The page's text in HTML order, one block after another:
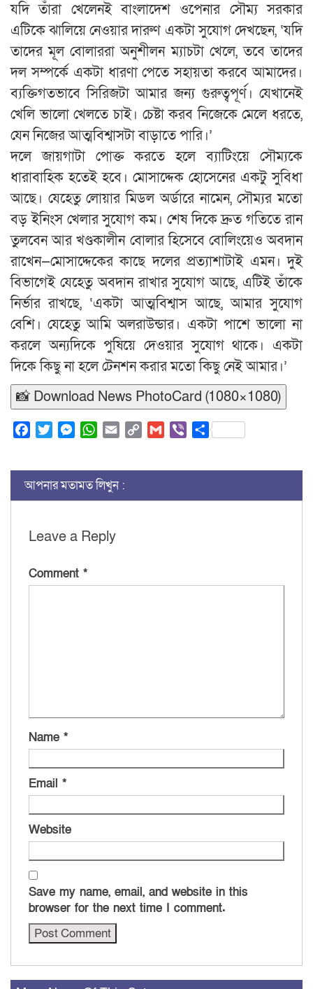
যদি তাঁরা খেলেনই বাংলাদেশ ওপেনার সৌম্য সরকার
এটিকে ঝালিয়ে নেওয়ার দারুণ একটা সুযোগ দেখছেন, ‘যদি
তাদের মূল বোলাররা অনুশীলন ম্যাচটা খেলে, তবে তাদের
দল সম্পর্কে একটা ধারণা পেতে সহায়তা করবে আমাদের।
ব্যক্তিগতভাবে সিরিজটা আমার জন্য গুরুত্বপূর্ণ। যেখানেই
খেলি ভালো খেলতে চাই। চেষ্টা করব নিজেকে মেলে ধরতে,
যেন নিজের আত্মবিশ্বাসটা বাড়াতে পারি।’
দলে জায়গাটা পোক্ত করতে হলে ব্যাটিংয়ে সৌম্যকে
ধারাবাহিক হতেই হবে। মোসাদ্দেক হোসেনের একটু সুবিধা
আছে। যেহেতু লোয়ার মিডল অর্ডারে নামেন, সৌম্যর মতো
বড় ইনিংস খেলার সুযোগ কম। শেষ দিকে দ্রুত গতিতে রান
তুলবেন আর খণ্ডকালীন বোলার হিসেবে বোলিংয়েও অবদান
রাখেন—মোসাদ্দেকের কাছে দলের প্রত্যাশাটাই এমন। দুই
বিভাগেই যেহেতু অবদান রাখার সুযোগ আছে, এটিই তাঁকে
নির্ভার রাখছে, ‘একটা আত্মবিশ্বাস আছে, আমার সুযোগ
বেশি। যেহেতু আমি অলরাউন্ডার। একটা পাশে ভালো না
করলে অন্যদিকে পুষিয়ে দেওয়ার সুযোগ থাকে। একটা
দিকে কিছু না হলে টেনশন করার মতো কিছু নেই আমার।’
📸 Download News PhotoCard (1080×1080)
FacebookTwitterMessenger
WhatsApp
Email Copy
Gmail ViberShare
আপনার মতামত লিখুন :
Leave a Reply
Comment *
Name *
Email *
Website
Save my name, email, and website in this
browser for the next time I comment.